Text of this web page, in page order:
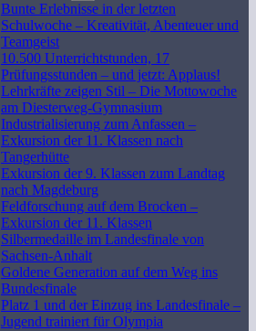
Bunte Erlebnisse in der letzten
Schulwoche – Kreativität, Abenteuer und
Teamgeist
10.500 Unterrichtstunden, 17
Prüfungsstunden – und jetzt: Applaus!
Lehrkräfte zeigen Stil – Die Mottowoche
am Diesterweg-Gymnasium
Industrialisierung zum Anfassen –
Exkursion der 11. Klassen nach
Tangerhütte
Exkursion der 9. Klassen zum Landtag
nach Magdeburg
Feldforschung auf dem Brocken –
Exkursion der 11. Klassen
Silbermedaille im Landesfinale von
Sachsen-Anhalt
Goldene Generation auf dem Weg ins
Bundesfinale
Platz 1 und der Einzug ins Landesfinale –
Jugend trainiert für Olympia